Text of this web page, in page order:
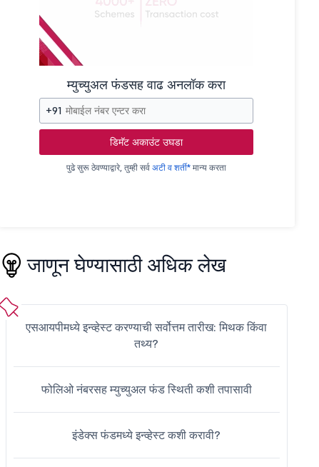
म्युच्युअल फंडसह वाढ अनलॉक करा
+91
डिमॅट अकाउंट उघडा
पुढे सुरू ठेवण्याद्वारे, तुम्ही सर्वअटी व शर्ती* मान्य करता
जाणून घेण्यासाठी अधिक लेख
एसआयपीमध्ये इन्व्हेस्ट करण्याची सर्वोत्तम तारीख: मिथक किंवा
तथ्य?
फोलिओ नंबरसह म्युच्युअल फंड स्थिती कशी तपासावी
इंडेक्स फंडमध्ये इन्व्हेस्ट कशी करावी?